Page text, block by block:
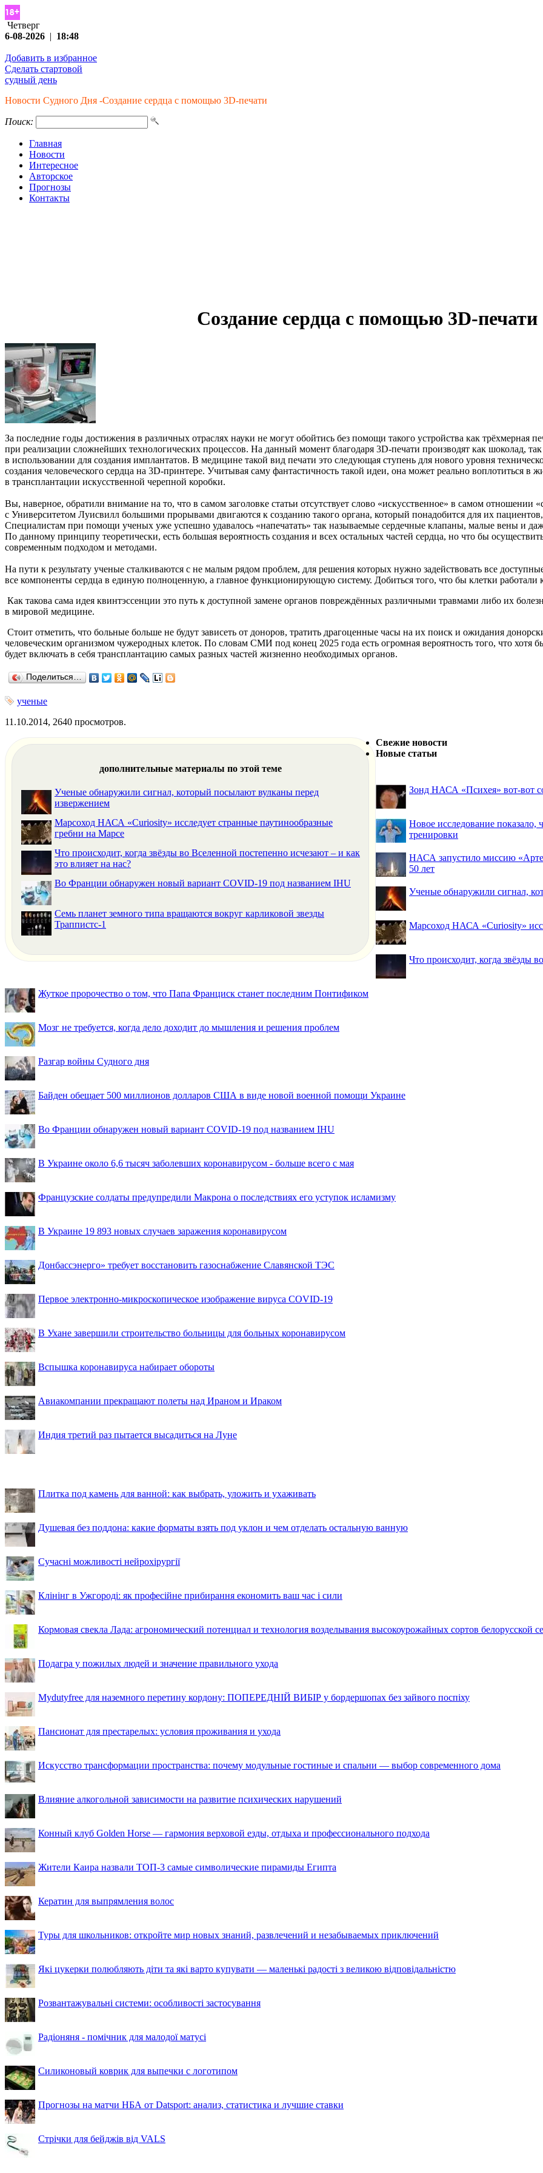
Четверг
6-08-2026 | 18:48
Добавить в избранное
Сделать стартовой
судный день
Новости Судного Дня -Создание сердца с помощью 3D-печати
Поиск:
Главная
Новости
Интересное
Авторское
Прогнозы
Контакты
Создание сердца с помощью 3D-печати
За последние годы достижения в различных отраслях науки не могут обойтись без помощи такого устройства как
при реализации сложнейших технологических процессов. На данный момент благодаря 3D-печати производят как шоколад,
в использовании для создания имплантатов. В медицине такой вид печати это следующая ступень для нового уровня
создания человеческого сердца на 3D-принтере. Учитывая саму фантастичность такой идеи, она может реально воплотиться
в трансплантации искусственной черепной коробки.
Вы, наверное, обратили внимание на то, что в самом заголовке статьи отсутствует слово «искусственное» в самом отношении «
с Университетом Луисвилл большими прорывами двигаются к созданию такого органа, который понадобится для их
Специалистам при помощи ученых уже успешно удавалось «напечатать» так называемые сердечные клапаны, малые вены и
По данному принципу теоретически, есть большая вероятность создания и всех остальных частей сердца, но что бы
современным подходом и методами.
На пути к результату ученые сталкиваются с не малым рядом проблем, для решения которых нужно задействовать все
все компоненты сердца в единую полноценную, а главное функционирующую систему. Добиться того, что бы клетки работали
Как такова сама идея квинтэссенции это путь к доступной замене органов повреждённых различными травмами либо их
в мировой медицине.
Стоит отметить, что больные больше не будут зависеть от доноров, тратить драгоценные часы на их поиск и ожидания
человеческим организмом чужеродных клеток. По словам СМИ под конец 2025 года есть огромная вероятность того, что хотя
будет включать в себя трансплантацию самых разных частей жизненно необходимых органов.
Поделиться…
ученые
11.10.2014, 2640 просмотров.
дополнительные материалы по этой теме
Ученые обнаружили сигнал, который посылают вулканы перед
извержением
Марсоход НАСА «Curiosity» исследует странные паутинообразные
гребни на Марсе
Что происходит, когда звёзды во Вселенной постепенно исчезают – и как
это влияет на нас?
Во Франции обнаружен новый вариант COVID-19 под названием IHU
Семь планет земного типа вращаются вокруг карликовой звезды
Траппистс-1
Свежие новости
Новые статьи
Зонд НАСА «Психея» вот-вот
Новое исследование
тренировки
НАСА запустило миссию
50 лет
Ученые обнаружили сигнал,
Марсоход НАСА «Curiosity»
Что происходит, когда звёзды
Жуткое пророчество о том, что Папа Франциск станет последним Понтификом
Мозг не требуется, когда дело доходит до мышления и решения проблем
Разгар войны Судного дня
Байден обещает 500 миллионов долларов США в виде новой военной помощи Украине
Во Франции обнаружен новый вариант COVID-19 под названием IHU
В Украине около 6,6 тысяч заболевших коронавирусом - больше всего с мая
Французские солдаты предупредили Макрона о последствиях его уступок исламизму
В Украине 19 893 новых случаев заражения коронавирусом
Донбассэнерго» требует восстановить газоснабжение Славянской ТЭС
Первое электронно-микроскопическое изображение вируса COVID-19
В Ухане завершили строительство больницы для больных коронавирусом
Вспышка коронавируса набирает обороты
Авиакомпании прекращают полеты над Ираном и Ираком
Индия третий раз пытается высадиться на Луне
Плитка под камень для ванной: как выбрать, уложить и ухаживать
Душевая без поддона: какие форматы взять под уклон и чем отделать остальную ванную
Сучасні можливості нейрохірургії
Клінінг в Ужгороді: як професійне прибирання економить ваш час і сили
Кормовая свекла Лада: агрономический потенциал и технология возделывания высокоурожайных сортов белорусской
Подагра у пожилых людей и значение правильного ухода
Mydutyfree для наземного перетину кордону: ПОПЕРЕДНІЙ ВИБІР у бордершопах без зайвого поспіху
Пансионат для престарелых: условия проживания и ухода
Искусство трансформации пространства: почему модульные гостиные и спальни — выбор современного дома
Влияние алкогольной зависимости на развитие психических нарушений
Конный клуб Golden Horse — гармония верховой езды, отдыха и профессионального подхода
Жители Каира назвали ТОП-3 самые символические пирамиды Египта
Кератин для выпрямления волос
Туры для школьников: откройте мир новых знаний, развлечений и незабываемых приключений
Які цукерки полюбляють діти та які варто купувати — маленькі радості з великою відповідальністю
Розвантажувальні системи: особливості застосування
Радіоняня - помічник для малодої матусі
Силиконовый коврик для выпечки с логотипом
Прогнозы на матчи НБА от Datsport: анализ, статистика и лучшие ставки
Стрічки для бейджів від VALS